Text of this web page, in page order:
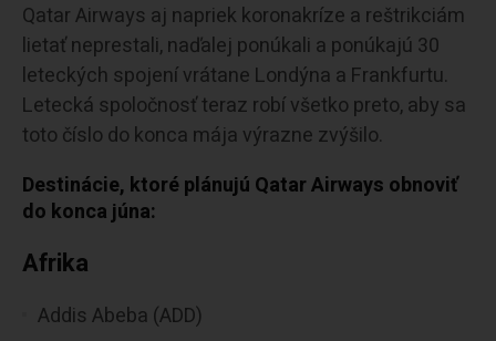
Qatar Airways aj napriek koronakríze a reštrikciám
lietať neprestali, naďalej ponúkali a ponúkajú 30
leteckých spojení vrátane Londýna a Frankfurtu.
Letecká spoločnosť teraz robí všetko preto, aby sa
toto číslo do konca mája výrazne zvýšilo.
Destinácie, ktoré plánujú Qatar Airways obnoviť
do konca júna:
Afrika
Addis Abeba (ADD)